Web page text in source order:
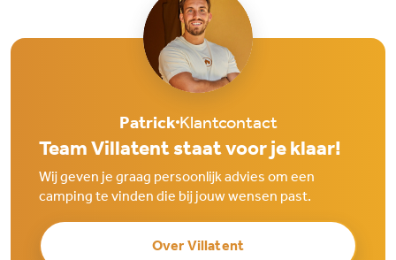
PatrickKlantcontact
Team Villatent staat voor je klaar!
Wij geven je graag persoonlijk advies om een
camping te vinden die bij jouw wensen past.
Over Villatent